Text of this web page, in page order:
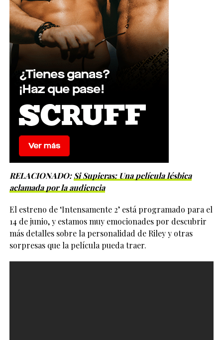
RELACIONADO:Si Supieras: Una película lésbica
aclamada por la audiencia
El estreno de ‘Intensamente 2’ está programado para el
14 de junio, y estamos muy emocionades por descubrir
más detalles sobre la personalidad de Riley y otras
sorpresas que la película pueda traer.